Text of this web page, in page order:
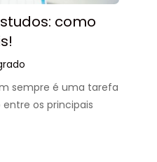
como
sempre é uma tarefa
os principais